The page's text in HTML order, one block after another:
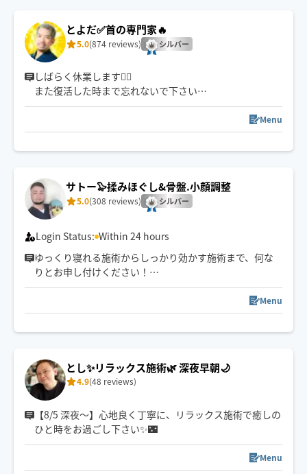
幅広い手技に対応可能です。
スケジュール以外でもご相談ください。
とよだ✅首の専門家🔥
5.0(874 reviews) シルバー
しばらく休業します🙇‍♂️
また復活した時まで忘れないで下さい
男性ｾﾗﾋﾟｽﾄレビュー数全国トップクラス🥇経営者に大好
評🎟️歴17年で延べ65000人を施術✅筋肉をかき分けて深い
ところにピンポイントで響く秘技🔥
仕事や運動のパフォーマンス⤴️
ゴルフの飛距離も伸びます⛳️
Menu
サトー🦭揉みほぐし&骨盤.小顔調整
5.0(308 reviews) シルバー
Login Status: Within 24 hours
ゆっくり寝れる施術からしっかり効かす施術まで、何な
りとお申し付けください！
原付で移動しますので、深夜帯でも喜んで承ります！☺️✨
Menu
とし✨リラックス施術🌿 深夜早朝🌙
4.9(48 reviews)
【8/5 深夜〜】心地良く丁寧に、リラックス施術で癒しの
ひと時をお過ごし下さい✨️🌃
Menu